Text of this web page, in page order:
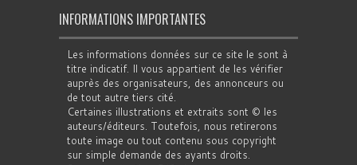
INFORMATIONS IMPORTANTES
Les informations données sur ce site le sont à
titre indicatif. Il vous appartient de les vérifier
auprès des organisateurs, des annonceurs ou
de tout autre tiers cité.
Certaines illustrations et extraits sont © les
auteurs/éditeurs. Toutefois, nous retirerons
toute image ou tout contenu sous copyright
sur simple demande des ayants droits.